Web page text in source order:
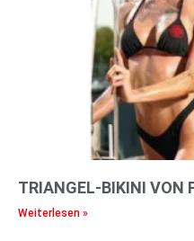
TRIANGEL-BIKINI VON
Weiterlesen »